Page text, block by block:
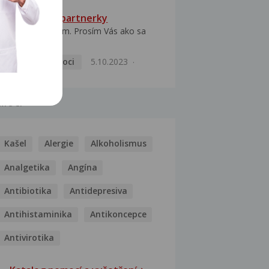
HPV typ 52 u partnerky
Dobrý deň prajem. Prosím Vás ako sa
Pohlavní nemoci
5.10.2023
Kašel Alergie Alkoholismus
Analgetika Angína
Antibiotika Antidepresiva
Antihistaminika Antikoncepce
Antivirotika